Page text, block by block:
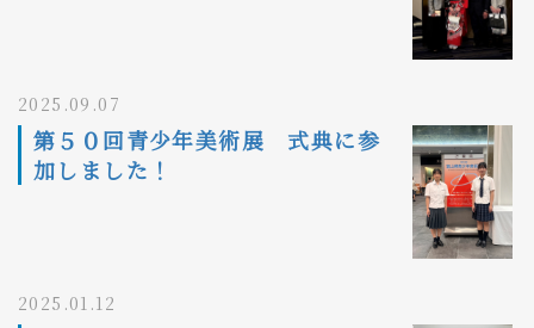
2025.09.07
第５０回青少年美術展 式典に参
加しました！
2025.01.12